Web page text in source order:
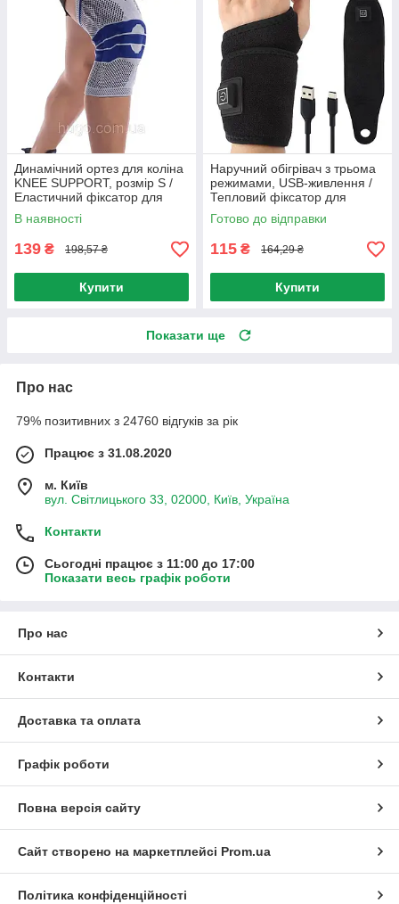
Динамічний ортез для коліна
KNEE SUPPORT, розмір S /
Еластичний фіксатор для
коліна / Бандаж для коліна
В наявності
139 ₴ 198,57 ₴
Купити
Наручний обігрівач з трьома
режимами, USB-живлення /
Тепловий фіксатор для
зап'ястя
Готово до відправки
115 ₴ 164,29 ₴
Купити
Показати ще
Про нас
79% позитивних з 24760 відгуків за рік
Працює з 31.08.2020
м. Київ
вул. Світлицького 33, 02000, Київ, Україна
Контакти
Сьогодні працює з 11:00 до 17:00
Показати весь графік роботи
Про нас
Контакти
Доставка та оплата
Графік роботи
Повна версія сайту
Сайт створено на маркетплейсі Prom.ua
Політика конфіденційності